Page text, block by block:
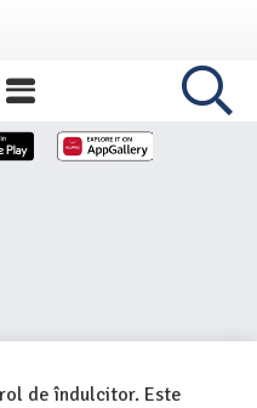
de îndulcitor. Este